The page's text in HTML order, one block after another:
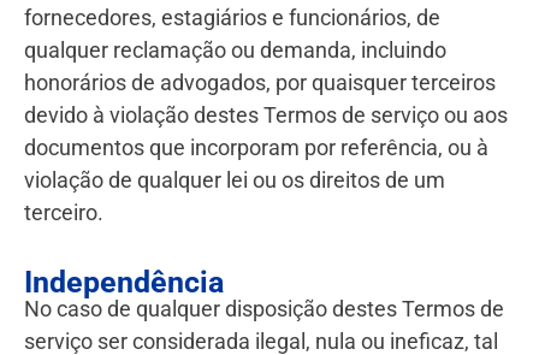
fornecedores, estagiários e funcionários, de
qualquer reclamação ou demanda, incluindo
honorários de advogados, por quaisquer terceiros
devido à violação destes Termos de serviço ou aos
documentos que incorporam por referência, ou à
violação de qualquer lei ou os direitos de um
terceiro.
Independência
No caso de qualquer disposição destes Termos de
serviço ser considerada ilegal, nula ou ineficaz, tal